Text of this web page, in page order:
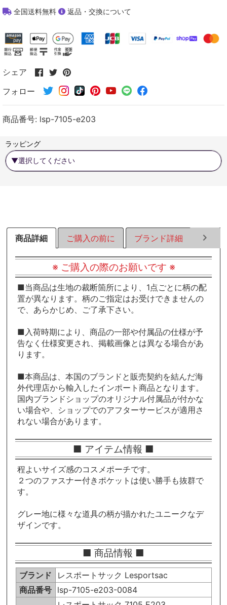
全国送料無料 返品・交換について
シェア
Facebook
シ
ェ
す
Twitter
シ
ェ
ア
Pinterest
シ
ェ
ア
す
フォロー
商品番号: lsp-7105-e203
ラッピング
商品詳細 ご購入の前に ブランド詳細 ラッ
※ ご購入の際のお願いです ※
■当商品は生地の裁断箇所により、1点ごとに柄の配
置が異なります。柄のご指定はお受けできませんの
で、あらかじめ、ご了承下さい。
■入荷時期により、商品の一部や付属品の仕様が予
告なく仕様変更され、掲載画像とは異なる場合があ
ります。
■本商品は、本国のブランドと販売契約を結んだ海
外代理店から輸入したインポート商品となります。
国内ブランドショップのオリジナル付属品が付かな
い場合や、ショップでのアフターサービスが適用さ
れない場合があります。
■ アイテム情報 ■
程よいサイズ感のコスメポーチです。
２つのファスナー付きポケットは使い勝手も抜群で
す。
グレー地に様々な道具の柄が描かれたユニークなデ
ザインです。
■ 商品情報 ■
ブランド
レスポートサック Lesportsac
商品番号 lsp-7105-e203-0084